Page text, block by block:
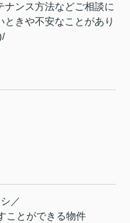
ンス方法などご相談に
きや不安なことがあり
／
ことができる物件